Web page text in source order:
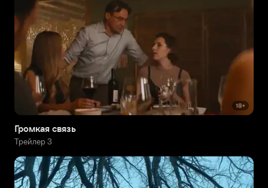
Громкая связь
Трейлер 3